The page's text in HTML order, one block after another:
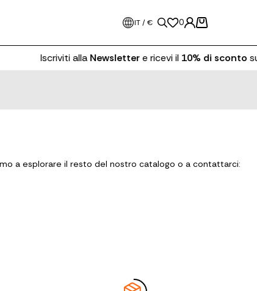
IT / € 0
Iscriviti allaNewslettere ricevi il10% di sconto
a esplorare il resto del nostro catalogo o a contattarci: